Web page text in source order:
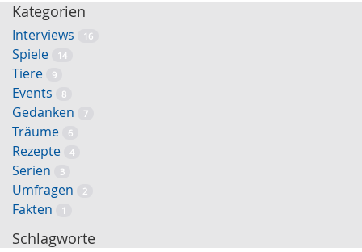
Kategorien
Interviews 16
Spiele 14
Tiere 9
Events 8
Gedanken 7
Träume 6
Rezepte 4
Serien 3
Umfragen 2
Fakten 1
Schlagworte